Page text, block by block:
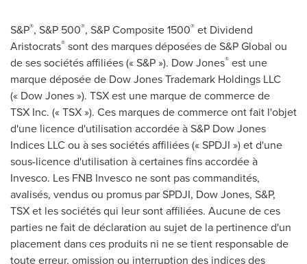
S&P®, S&P 500®, S&P Composite 1500® et Dividend
Aristocrats® sont des marques déposées de S&P Global ou
de ses sociétés affiliées (« S&P »). Dow Jones® est une
marque déposée de Dow Jones Trademark Holdings LLC
(« Dow Jones »). TSX est une marque de commerce de
TSX Inc. (« TSX »). Ces marques de commerce ont fait l'objet
d'une licence d'utilisation accordée à S&P Dow Jones
Indices LLC ou à ses sociétés affiliées (« SPDJI ») et d'une
sous-licence d'utilisation à certaines fins accordée à
Invesco. Les FNB Invesco ne sont pas commandités,
avalisés, vendus ou promus par SPDJI, Dow Jones, S&P,
TSX et les sociétés qui leur sont affiliées. Aucune de ces
parties ne fait de déclaration au sujet de la pertinence d'un
placement dans ces produits ni ne se tient responsable de
toute erreur, omission ou interruption des indices des